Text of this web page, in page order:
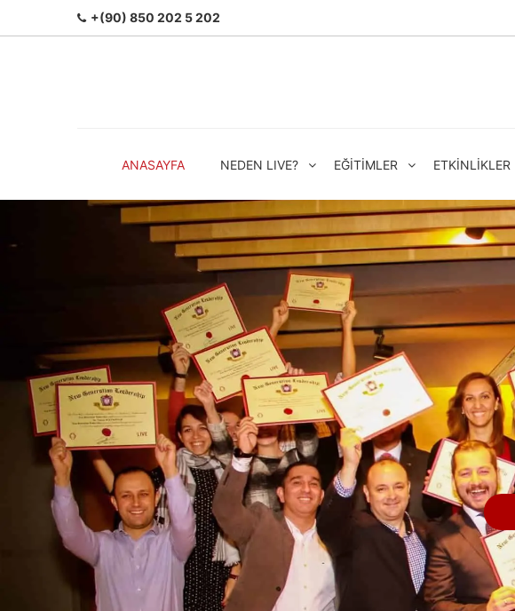
+(90) 850 202 5 202
ANASAYFA NEDEN LIVE? EĞITIMLER ETKINLIKLER